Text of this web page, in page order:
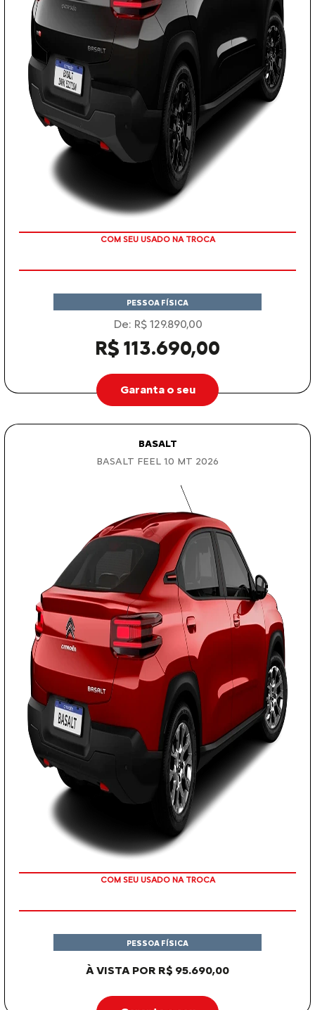
TAXA ZERO
PESSOA FÍSICA
De: R$ 129.890,00
R$ 113.690,00
Garanta o seu
BASALT
BASALT FEEL 1.0 MT 2026
OU TAXA 0%
À VISTA POR R$ 95.690,00
PESSOA FÍSICA